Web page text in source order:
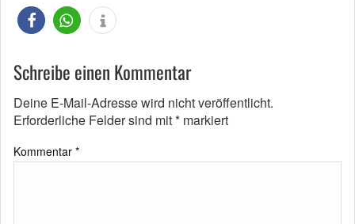
Schreibe einen Kommentar
Deine E-Mail-Adresse wird nicht veröffentlicht.
Erforderliche Felder sind mit* markiert
Kommentar *